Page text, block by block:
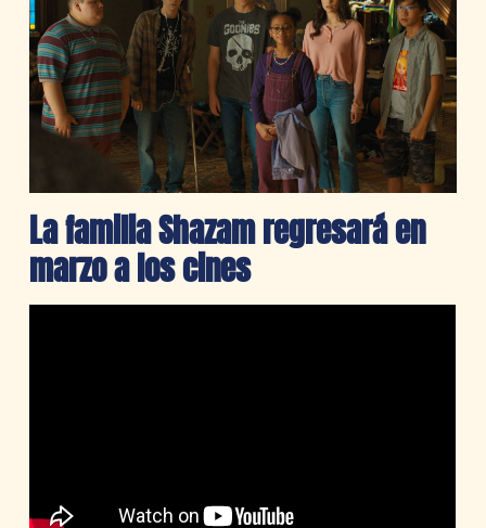
La familia Shazam regresará en
marzo a los cines